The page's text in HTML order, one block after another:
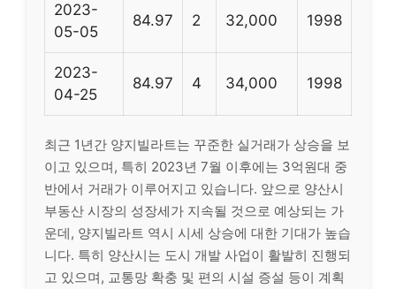
2023-
05-05
84.97 2 32,000 1998
2023-
04-25
84.97 4 34,000 1998
최근 1년간 양지빌라트는 꾸준한 실거래가 상승을 보
이고 있으며, 특히 2023년 7월 이후에는 3억원대 중
반에서 거래가 이루어지고 있습니다. 앞으로 양산시
부동산 시장의 성장세가 지속될 것으로 예상되는 가
운데, 양지빌라트 역시 시세 상승에 대한 기대가 높습
니다. 특히 양산시는 도시 개발 사업이 활발히 진행되
고 있으며, 교통망 확충 및 편의 시설 증설 등이 계획